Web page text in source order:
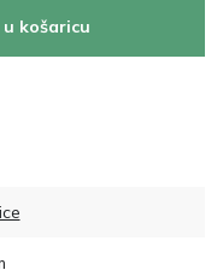
košaricu